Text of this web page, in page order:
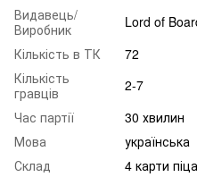
Видавець/
Виробник
Lord of
Кількість в ТК
72
Кількість
гравців
2-7
Час партії
30 хвилин
Мова
українська
Склад
4 карти